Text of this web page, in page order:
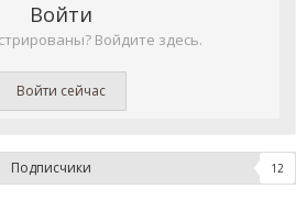
Войти
Войдите здесь.
Войти сейчас
Подписчики 12